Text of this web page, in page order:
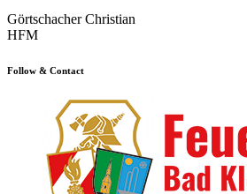
Görtschacher Christian
HFM
Follow & Contact